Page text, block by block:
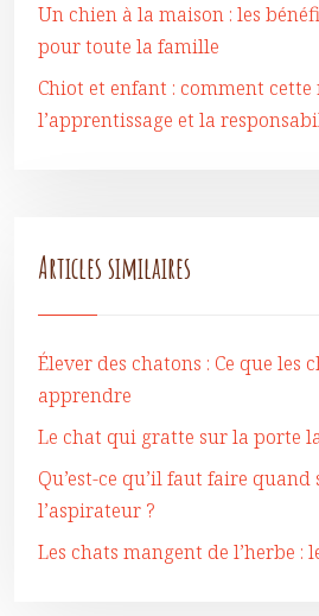
Un chien à la maison : les
pour toute la famille
Chiot et enfant : comment
l’apprentissage et la
Articles similaires
Élever des chatons : Ce que les
apprendre
Le chat qui gratte sur la porte
Qu’est-ce qu’il faut faire
l’aspirateur ?
Les chats mangent de l’herbe :